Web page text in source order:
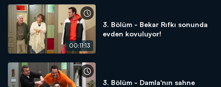
00:11:13
3. Bölüm - Bekar Rıfkı sonunda
evden kovuluyor!
3. Bölüm - Damla'nın sahne